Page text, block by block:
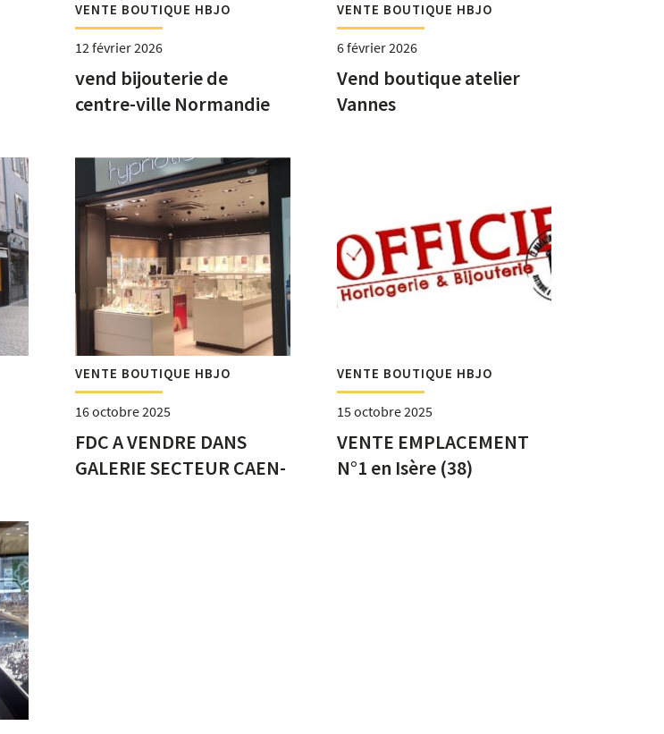
VENTE BOUTIQUE HBJO
12 février 2026
vend bijouterie de
centre-ville Normandie
VENTE BOUTIQUE HBJO
6 février 2026
Vend boutique atelier
Vannes
VENTE BOUTIQUE HBJO
16 octobre 2025
FDC A VENDRE DANS
GALERIE SECTEUR CAEN-
VENTE BOUTIQUE HBJO
15 octobre 2025
VENTE EMPLACEMENT
N°1 en Isère (38)